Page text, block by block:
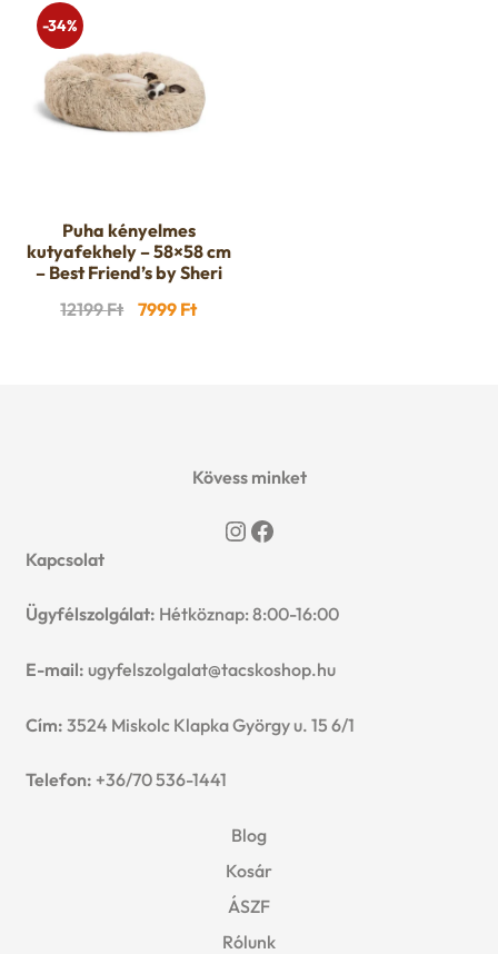
-34%
Puha kényelmes
kutyafekhely – 58×58 cm
– Best Friend’s by Sheri
12199Ft Original
7999 FtCurrent
Kövess minket
Instagram
Facebook
Kapcsolat
Ügyfélszolgálat: Hétköznap: 8:00-16:00
E-mail: ugyfelszolgalat@tacskoshop.hu
Cím: 3524 Miskolc Klapka György u. 15 6/1
Telefon: +36/70 536-1441
Blog
Kosár
ÁSZF
Rólunk